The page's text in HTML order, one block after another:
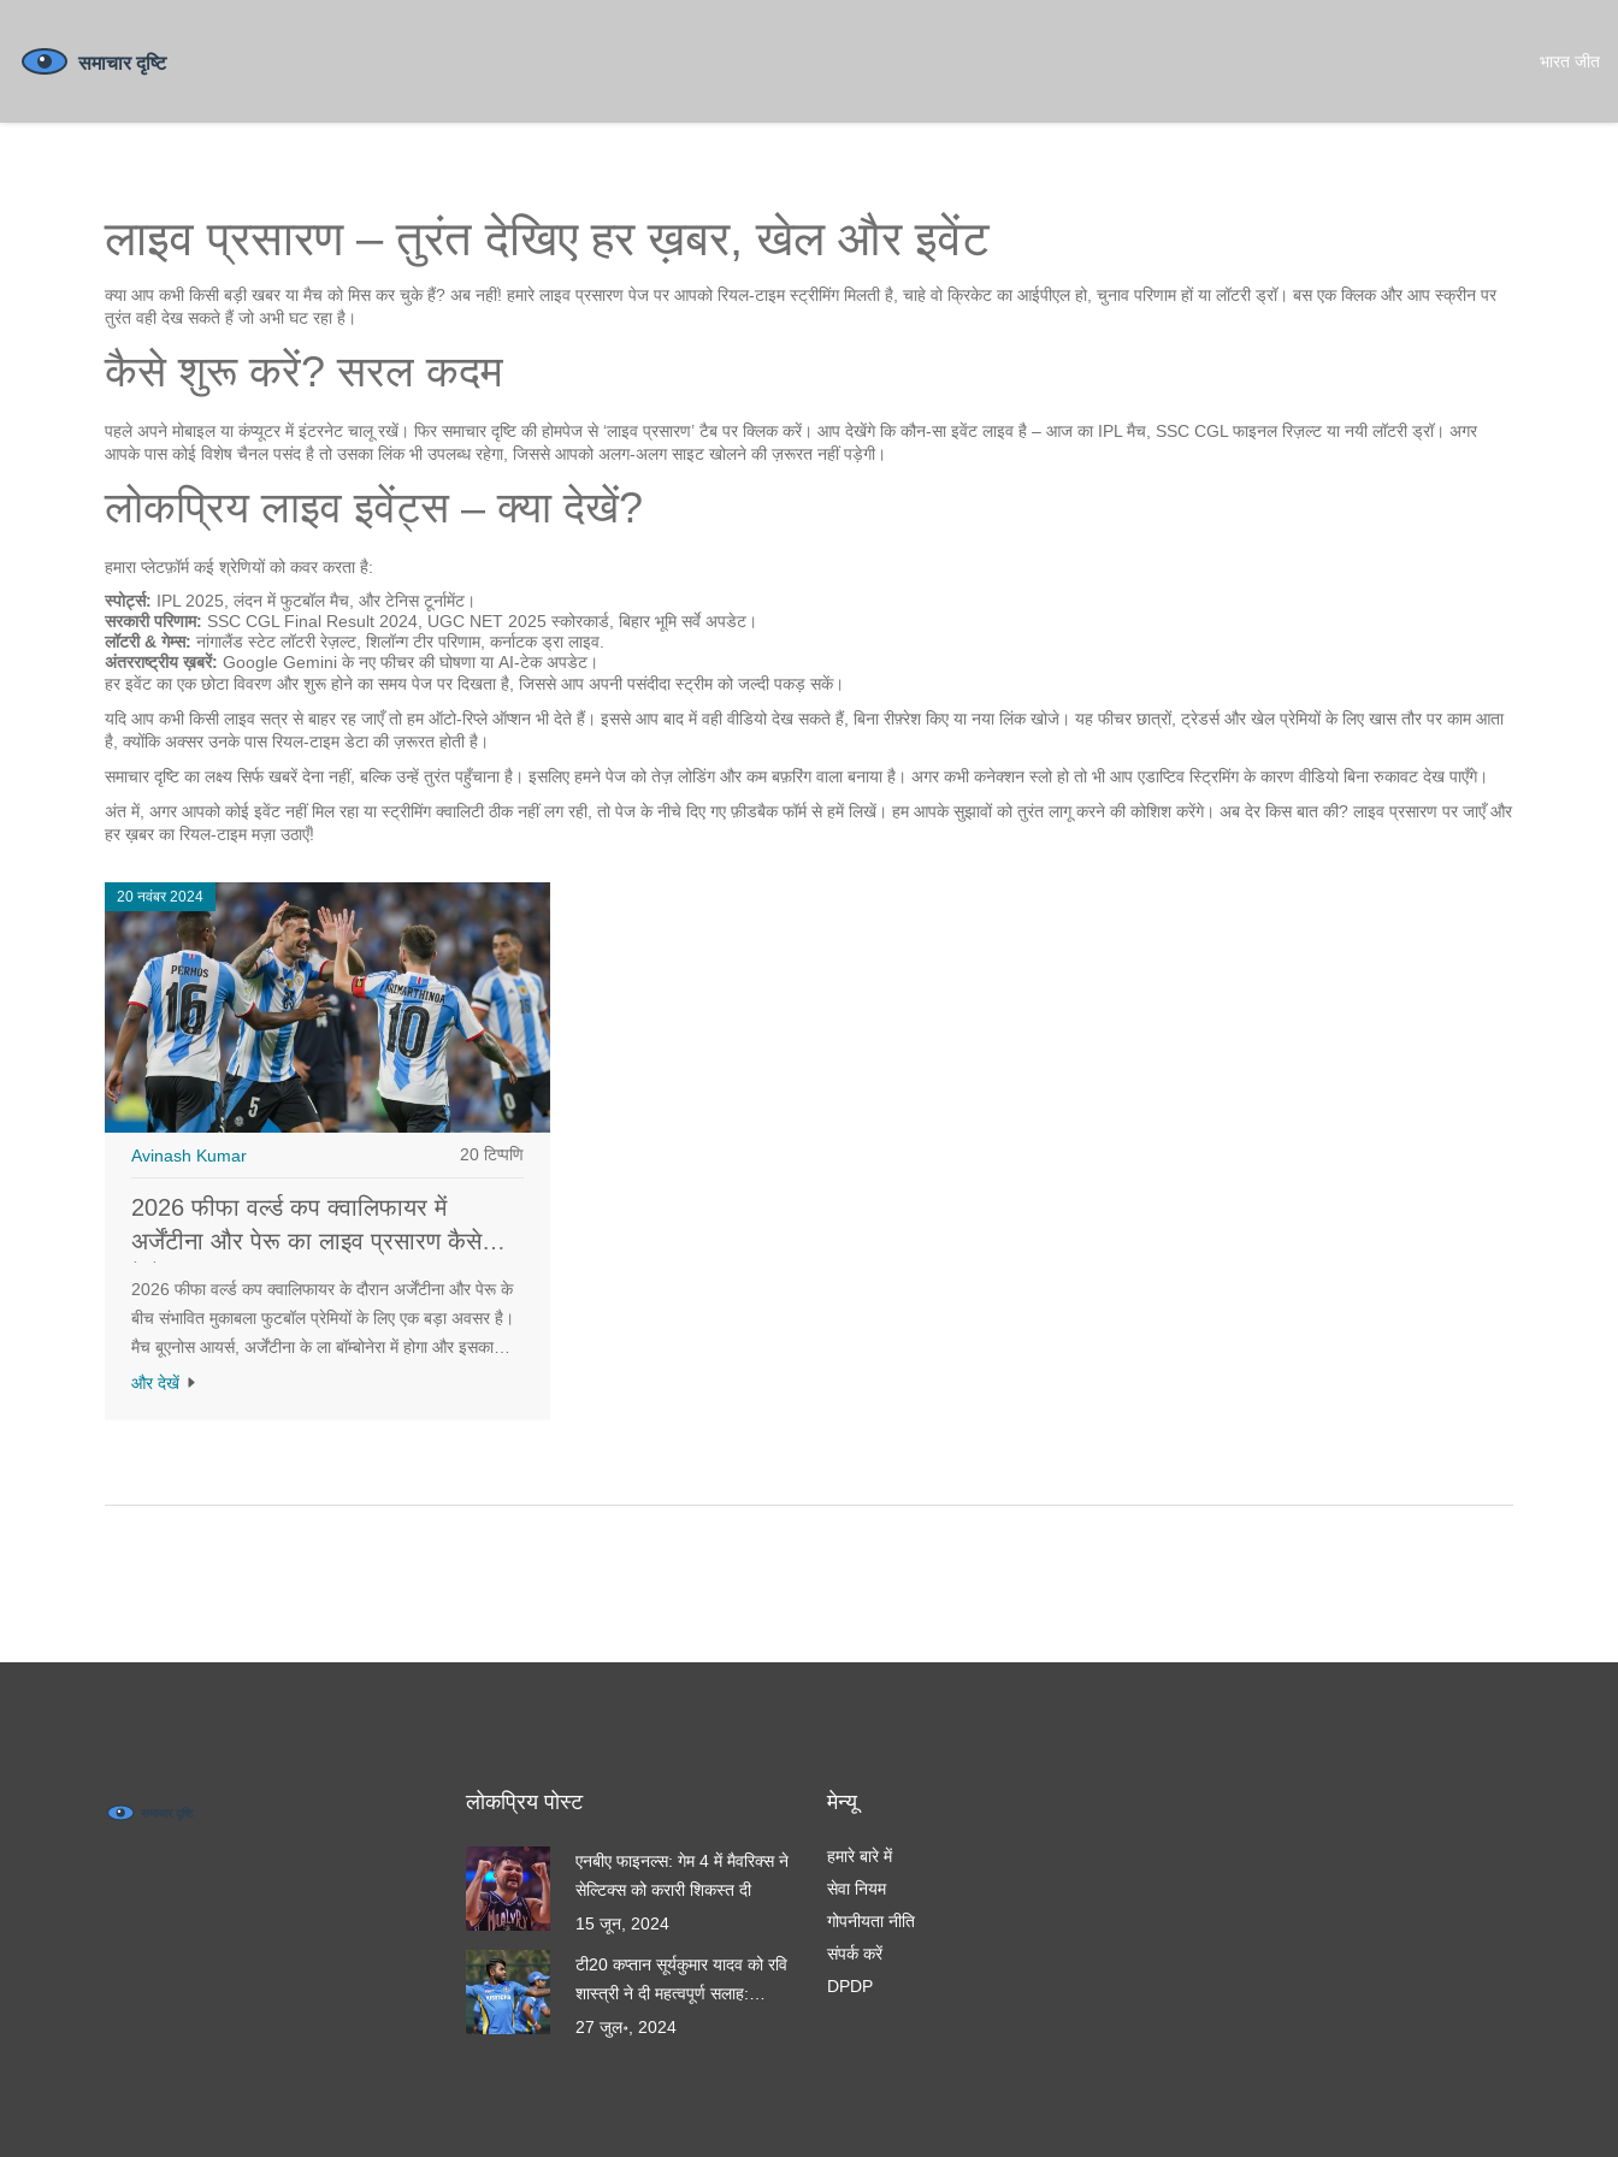
भारत जीत
लाइव प्रसारण – तुरंत देखिए हर ख़बर, खेल और इवेंट
क्या आप कभी किसी बड़ी खबर या मैच को मिस कर चुके हैं? अब नहीं! हमारे लाइव प्रसारण पेज पर आपको रियल‑टाइम स्ट्रीमिंग मिलती है, चाहे वो क्रिकेट का आईपीएल हो, चुनाव परिणाम हों या लॉटरी ड्रॉ। बस एक क्लिक और आप स्क्रीन पर
तुरंत वही देख सकते हैं जो अभी घट रहा है।
कैसे शुरू करें? सरल कदम
पहले अपने मोबाइल या कंप्यूटर में इंटरनेट चालू रखें। फिर समाचार दृष्टि की होमपेज से ‘लाइव प्रसारण’ टैब पर क्लिक करें। आप देखेंगे कि कौन‑सा इवेंट लाइव है – आज का IPL मैच, SSC CGL फाइनल रिज़ल्ट या नयी लॉटरी ड्रॉ। अगर
आपके पास कोई विशेष चैनल पसंद है तो उसका लिंक भी उपलब्ध रहेगा, जिससे आपको अलग‑अलग साइट खोलने की ज़रूरत नहीं पड़ेगी।
लोकप्रिय लाइव इवेंट्स – क्या देखें?
हमारा प्लेटफ़ॉर्म कई श्रेणियों को कवर करता है:
स्पोर्ट्स: IPL 2025, लंदन में फुटबॉल मैच, और टेनिस टूर्नामेंट।
सरकारी परिणाम: SSC CGL Final Result 2024, UGC NET 2025 स्कोरकार्ड, बिहार भूमि सर्वे अपडेट।
लॉटरी & गेम्स: नांगालैंड स्टेट लॉटरी रेज़ल्ट, शिलॉन्ग टीर परिणाम, कर्नाटक ड्रा लाइव.
अंतरराष्ट्रीय ख़बरें: Google Gemini के नए फीचर की घोषणा या AI‑टेक अपडेट।
हर इवेंट का एक छोटा विवरण और शुरू होने का समय पेज पर दिखता है, जिससे आप अपनी पसंदीदा स्ट्रीम को जल्दी पकड़ सकें।
यदि आप कभी किसी लाइव सत्र से बाहर रह जाएँ तो हम ऑटो‑रिप्ले ऑप्शन भी देते हैं। इससे आप बाद में वही वीडियो देख सकते हैं, बिना रीफ़्रेश किए या नया लिंक खोजे। यह फीचर छात्रों, ट्रेडर्स और खेल प्रेमियों के लिए खास तौर पर काम आता
है, क्योंकि अक्सर उनके पास रियल‑टाइम डेटा की ज़रूरत होती है।
समाचार दृष्टि का लक्ष्य सिर्फ खबरें देना नहीं, बल्कि उन्हें तुरंत पहुँचाना है। इसलिए हमने पेज को तेज़ लोडिंग और कम बफ़रिंग वाला बनाया है। अगर कभी कनेक्शन स्लो हो तो भी आप एडाप्टिव स्ट्रिमिंग के कारण वीडियो बिना रुकावट देख पाएँगे।
अंत में, अगर आपको कोई इवेंट नहीं मिल रहा या स्ट्रीमिंग क्वालिटी ठीक नहीं लग रही, तो पेज के नीचे दिए गए फ़ीडबैक फॉर्म से हमें लिखें। हम आपके सुझावों को तुरंत लागू करने की कोशिश करेंगे। अब देर किस बात की? लाइव प्रसारण पर जाएँ और
हर ख़बर का रियल‑टाइम मज़ा उठाएँ!
20 नवंबर 2024
Avinash Kumar 20 टिप्पणि
2026 फीफा वर्ल्ड कप क्वालिफायर में
अर्जेंटीना और पेरू का लाइव प्रसारण कैसे
2026 फीफा वर्ल्ड कप क्वालिफायर के दौरान अर्जेंटीना और पेरू के
बीच संभावित मुकाबला फुटबॉल प्रेमियों के लिए एक बड़ा अवसर है।
मैच बूएनोस आयर्स, अर्जेंटीना के ला बॉम्बोनेरा में होगा और इसका
समय 7:00 PM ET है। अमेरिकी दर्शक इस मैच को कई प्लेटफार्मों
और देखें
लोकप्रिय पोस्ट
एनबीए फाइनल्स: गेम 4 में मैवरिक्स ने
सेल्टिक्स को करारी शिकस्त दी
15 जून, 2024
टी20 कप्तान सूर्यकुमार यादव को रवि
शास्त्री ने दी महत्वपूर्ण सलाह:
कप्तानी के गुर और आत्मविश्वास
27 जुल॰, 2024
मेन्यू
हमारे बारे में
सेवा नियम
गोपनीयता नीति
संपर्क करें
DPDP